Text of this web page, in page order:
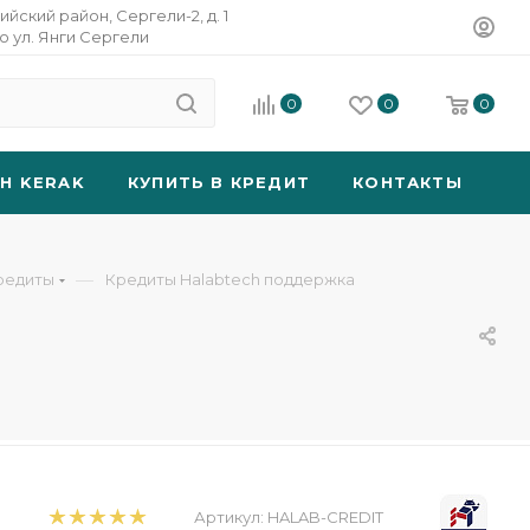
район, Сергели-2, д. 1
ул. Янги Сергели
0 0 0
KERAK КУПИТЬ В КРЕДИТ КОНТАКТЫ
— Кредиты Halabtech поддержка
Артикул: HALAB-CREDIT